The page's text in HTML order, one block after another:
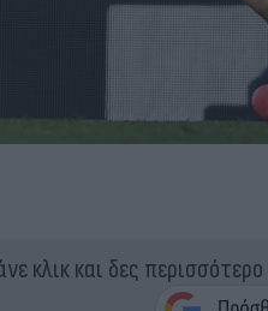
κλικ και δες περισσότερο